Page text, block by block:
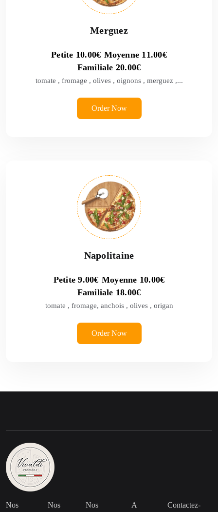
Merguez
Petite 10.00€ Moyenne 11.00€
Familiale 20.00€
tomate , fromage , olives , oignons , merguez ,...
Order Now
Napolitaine
Petite9.00€ Moyenne 10.00€
Familiale 18.00€
tomate , fromage, anchois , olives , origan
Order Now
Nos Nos Nos A Contactez-